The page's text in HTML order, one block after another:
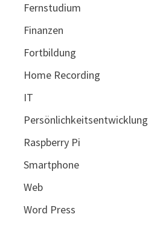
Fernstudium
Finanzen
Fortbildung
Home Recording
IT
Persönlichkeitsentwicklung
Raspberry Pi
Smartphone
Web
Word Press